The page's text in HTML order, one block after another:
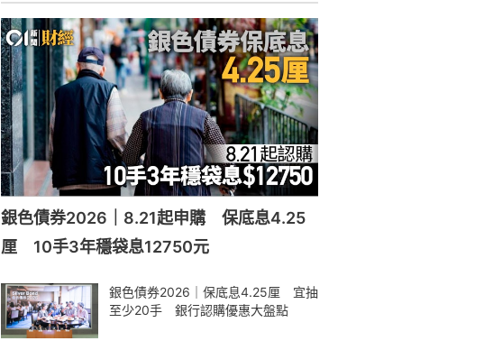
銀色債券2026｜8.21起申購 保底息4.25
厘 10手3年穩袋息12750元
銀色債券2026｜保底息4.25厘 宜抽
至少20手 銀行認購優惠大盤點